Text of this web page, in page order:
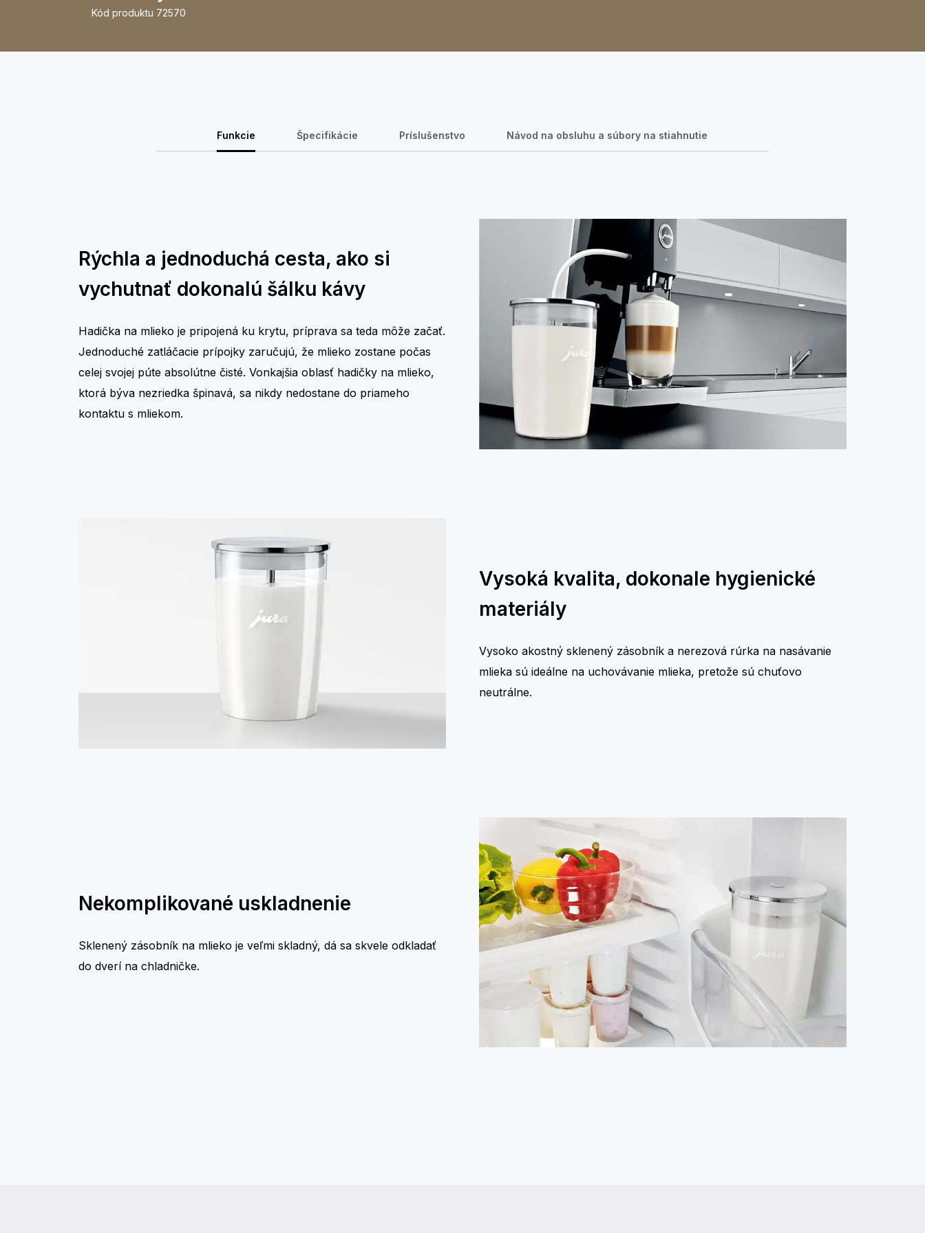
Kód produktu 72570
Funkcie Špecifikácie Príslušenstvo Návod na obsluhu a súbory na stiahnutie
Rýchla a jednoduchá cesta, ako si
vychutnať dokonalú šálku kávy
Hadička na mlieko je pripojená ku krytu, príprava sa teda môže začať.
Jednoduché zatláčacie prípojky zaručujú, že mlieko zostane počas
celej svojej púte absolútne čisté. Vonkajšia oblasť hadičky na mlieko,
ktorá býva nezriedka špinavá, sa nikdy nedostane do priameho
kontaktu s mliekom.
Vysoká kvalita, dokonale hygienické
materiály
Vysoko akostný sklenený zásobník a nerezová rúrka na nasávanie
mlieka sú ideálne na uchovávanie mlieka, pretože sú chuťovo
neutrálne.
Nekomplikované uskladnenie
Sklenený zásobník na mlieko je veľmi skladný, dá sa skvele odkladať
do dverí na chladničke.